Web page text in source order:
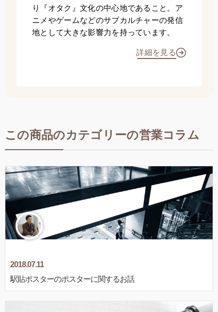
り『オタク』文化の中心地であること。ア
ニメやゲームなどのサブカルチャーの発信
地として大きな影響力を持っています。
詳細を見る
この商品のカテゴリーの営業コラム
2018.07.11
駅貼ポスターのポスターに関するお話